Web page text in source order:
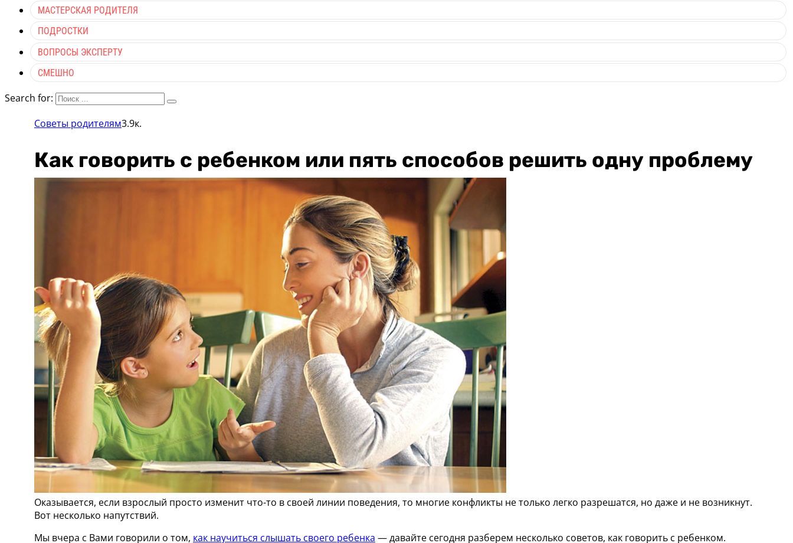
МАСТЕРСКАЯ РОДИТЕЛЯ
ПОДРОСТКИ
ВОПРОСЫ ЭКСПЕРТУ
СМЕШНО
Search for:
Советы родителям3.9к.
Как говорить с ребенком или пять способов решить одну проблему
Оказывается, если взрослый просто изменит что-то в своей линии поведения, то многие конфликты не только легко разрешатся, но даже и не возникнут.
Вот несколько напутствий.
Мы вчера с Вами говорили о том, как научиться слышать своего ребенка — давайте сегодня разберем несколько советов, как говорить с ребенком.